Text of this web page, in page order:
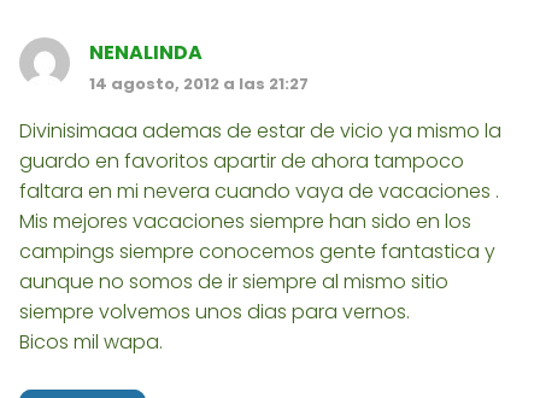
NENALINDA
14 agosto, 2012 a las 21:27
Divinisimaaa ademas de estar de vicio ya mismo la
guardo en favoritos apartir de ahora tampoco
faltara en mi nevera cuando vaya de vacaciones .
Mis mejores vacaciones siempre han sido en los
campings siempre conocemos gente fantastica y
aunque no somos de ir siempre al mismo sitio
siempre volvemos unos dias para vernos.
Bicos mil wapa.